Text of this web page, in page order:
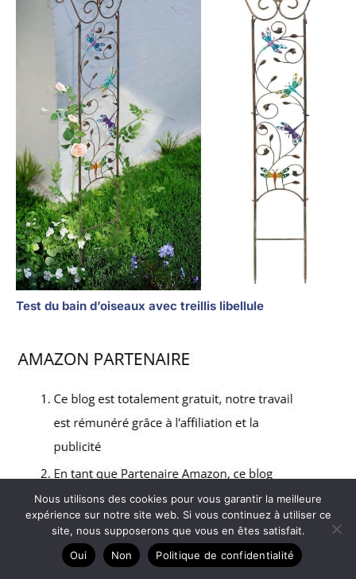
Test du bain d’oiseaux avec treillis libellule
Nous utilisons des cookies pour vous garantir la meilleure
expérience sur notre site web. Si vous continuez à utiliser ce
site, nous supposerons que vous en êtes satisfait.
Oui
Non Politique de confidentialité